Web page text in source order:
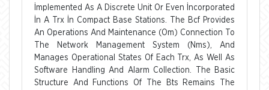
İmplemented As A Discrete Unit Or Even İncorporated
İn A Trx İn Compact Base Stations. The Bcf Provides
An Operations And Maintenance (Om) Connection To
The Network Management System (Nms), And
Manages Operational States Of Each Trx, As Well As
Software Handling And Alarm Collection. The Basic
Structure And Functions Of The Bts Remains The